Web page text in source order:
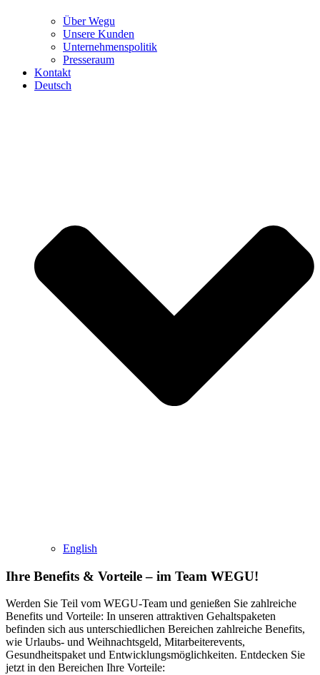
Über Wegu
Unsere Kunden
Unternehmenspolitik
Presseraum
Kontakt
Deutsch
English
Ihre Benefits & Vorteile – im Team WEGU!
Werden Sie Teil vom WEGU-Team und genießen Sie zahlreiche
Benefits und Vorteile: In unseren attraktiven Gehaltspaketen
befinden sich aus unterschiedlichen Bereichen zahlreiche Benefits,
wie Urlaubs- und Weihnachtsgeld, Mitarbeiterevents,
Gesundheitspaket und Entwicklungsmöglichkeiten. Entdecken Sie
jetzt in den Bereichen Ihre Vorteile: